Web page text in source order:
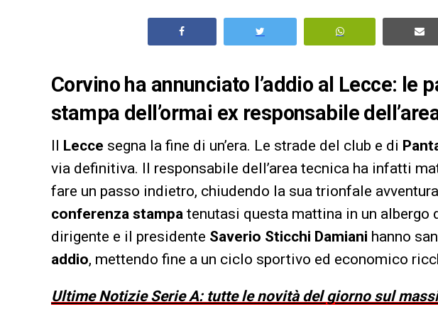
Corvino ha annunciato l’addio al Lecce: le
stampa dell’ormai ex responsabile
Il Lecce segna la fine di un’era. Le strade del club e di
via definitiva. Il responsabile dell’area tecnica ha infatti
fare un passo indietro, chiudendo la sua trionfale
conferenza stampa tenutasi questa mattina in un albergo
dirigente e il presidente Saverio Sticchi Damiani hanno
addio, mettendo fine a un ciclo sportivo ed economico
Ultime Notizie Serie A: tutte le novità del giorno sul